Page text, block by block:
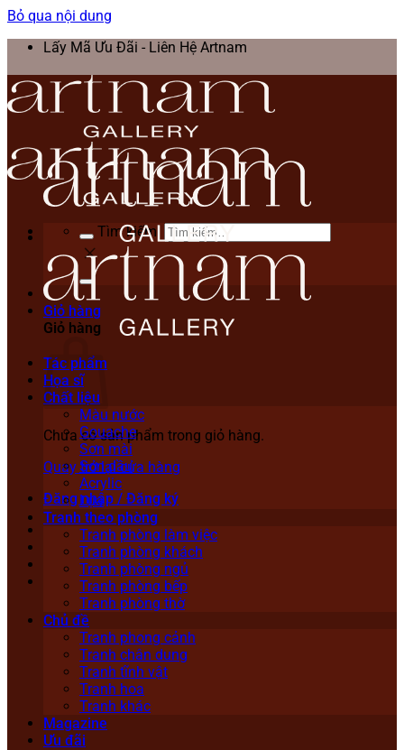
Bỏ qua nội dung
Lấy Mã Ưu Đãi - Liên Hệ Artnam
Tìm kiếm:
Giỏ hàng
Giỏ hàng
Chưa có sản phẩm trong giỏ hàng.
Quay trở lại cửa hàng
Đăng nhập / Đăng ký
Tác phẩm
Họa sĩ
Chất liệu
Màu nước
Gouache
Sơn mài
Sơn dầu
Acrylic
Lụa
Tranh theo phòng
Tranh phòng làm việc
Tranh phòng khách
Tranh phòng ngủ
Tranh phòng bếp
Tranh phòng thờ
Chủ đề
Tranh phong cảnh
Tranh chân dung
Tranh tĩnh vật
Tranh hoa
Tranh khác
Magazine
Ưu đãi